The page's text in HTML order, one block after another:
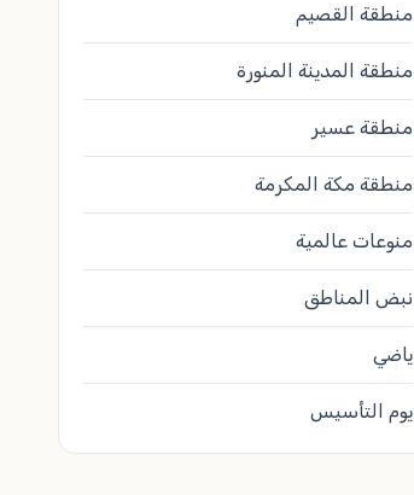
منطقة القصيم
منطقة المدينة المنورة
منطقة عسير
منطقة مكة المكرمة
منوعات عالمية
نبض المناطق
ياضي
يوم التأسيس